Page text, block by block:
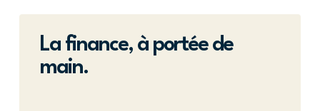
La finance, à portée de
main.